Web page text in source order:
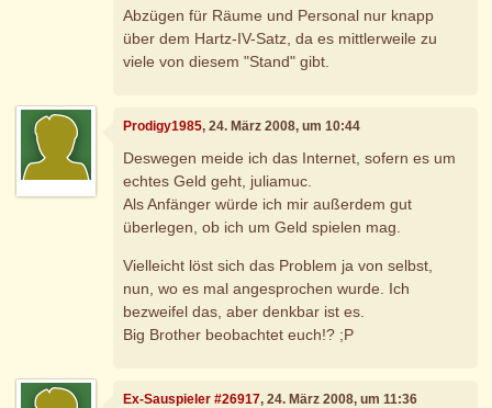
Abzügen für Räume und Personal nur knapp
über dem Hartz-IV-Satz, da es mittlerweile zu
viele von diesem "Stand" gibt.
Prodigy1985, 24. März 2008, um 10:44
Deswegen meide ich das Internet, sofern es um
echtes Geld geht, juliamuc.
Als Anfänger würde ich mir außerdem gut
überlegen, ob ich um Geld spielen mag.
Vielleicht löst sich das Problem ja von selbst,
nun, wo es mal angesprochen wurde. Ich
bezweifel das, aber denkbar ist es.
Big Brother beobachtet euch!? ;P
Ex-Sauspieler #26917, 24. März 2008, um 11:36